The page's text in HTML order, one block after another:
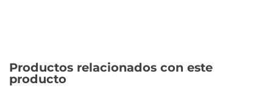
Productos relacionados con este
producto